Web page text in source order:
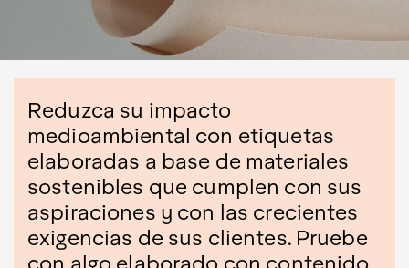
Reduzca su impacto
medioambiental con etiquetas
elaboradas a base de materiales
sostenibles que cumplen con sus
aspiraciones y con las crecientes
exigencias de sus clientes. Pruebe
con algo elaborado con contenido